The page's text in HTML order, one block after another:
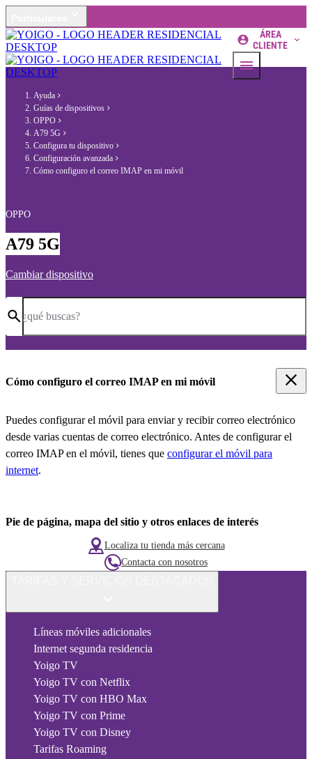
ÁREA
CLIENTE
Ayuda
Guías de dispositivos
OPPO
A79 5G
Configura tu dispositivo
Configuración avanzada
Cómo configuro el correo IMAP en mi móvil
OPPO
A79 5G
Cambiar dispositivo
¿qué buscas?
Cómo configuro el correo IMAP en mi móvil
Puedes configurar el móvil para enviar y recibir correo electrónico
desde varias cuentas de correo electrónico. Antes de configurar el
correo IMAP en el móvil, tienes que configurar el móvil para
internet.
Pie de página, mapa del sitio y otros enlaces de interés
Localiza tu tienda más cercana
Contacta con nosotros
Líneas móviles adicionales
Internet segunda residencia
Yoigo TV
Yoigo TV con Netflix
Yoigo TV con HBO Max
Yoigo TV con Prime
Yoigo TV con Disney
Tarifas Roaming